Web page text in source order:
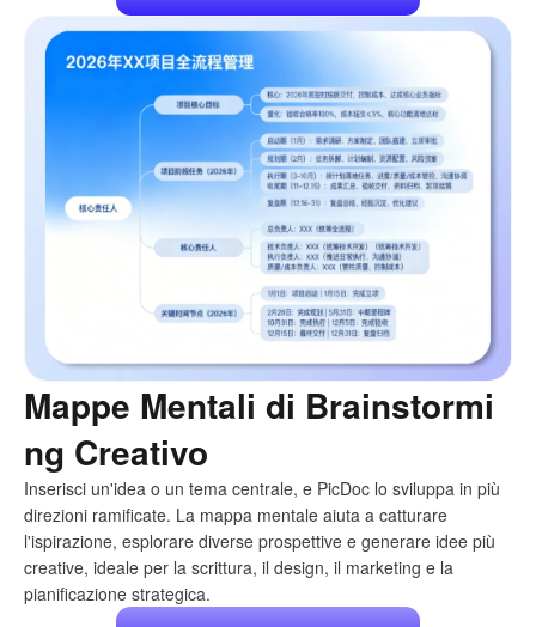
Mappe Mentali di Brainstormi
ng Creativo
Inserisci un'idea o un tema centrale, e PicDoc lo sviluppa in più
direzioni ramificate. La mappa mentale aiuta a catturare
l'ispirazione, esplorare diverse prospettive e generare idee più
creative, ideale per la scrittura, il design, il marketing e la
pianificazione strategica.